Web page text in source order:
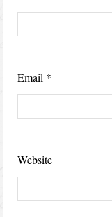
Email *
Website